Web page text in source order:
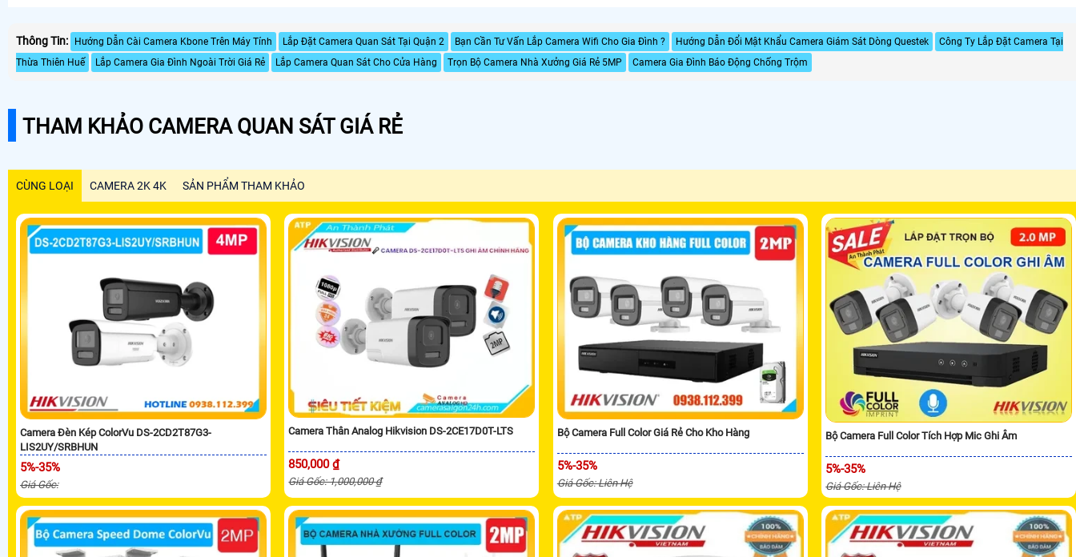
Thông Tin: Hướng Dẫn Cài Camera Kbone Trên Máy Tính Lắp Đặt Camera Quan Sát Tại Quận 2 Bạn Cần Tư Vấn Lắp Camera Wifi Cho Gia Đình ? Hướng Dẫn Đổi Mật Khẩu Camera Giám Sát Dòng Questek
Công Ty Lắp Đặt Camera Tại
Thừa Thiên Huế
Lắp Camera Gia Đình Ngoài Trời Giá Rẻ Lắp Camera Quan Sát Cho Cửa Hàng Trọn Bộ Camera Nhà Xưởng Giá Rẻ 5MP Camera Gia Đình Báo Động Chống Trộm
THAM KHẢO CAMERA QUAN SÁT GIÁ RẺ
CÙNG LOẠI CAMERA 2K 4K SẢN PHẨM THAM KHẢO
Camera Đèn Kép ColorVu DS-2CD2T87G3-
LIS2UY/SRBHUN
5%-35%
Giá Gốc:
Camera Thân Analog Hikvision DS-2CE17D0T-LTS
850,000 ₫
Giá Gốc: 1,000,000 ₫
Bộ Camera Full Color Giá Rẻ Cho Kho Hàng
5%-35%
Giá Gốc: Liên Hệ
Bộ Camera Full Color Tích Hợp Mic Ghi Âm
5%-35%
Giá Gốc: Liên Hệ